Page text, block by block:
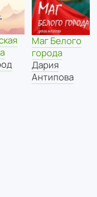
Маг Белого
города
Дария
Антипова